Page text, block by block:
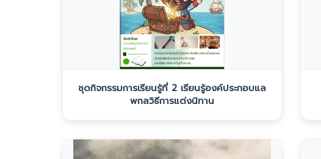
ชุดกิจกรรมการเรียนรู้ที่ 2 เรียนรู้องค์ประกอบแล
พกลวิธีการแต่งนิทาน